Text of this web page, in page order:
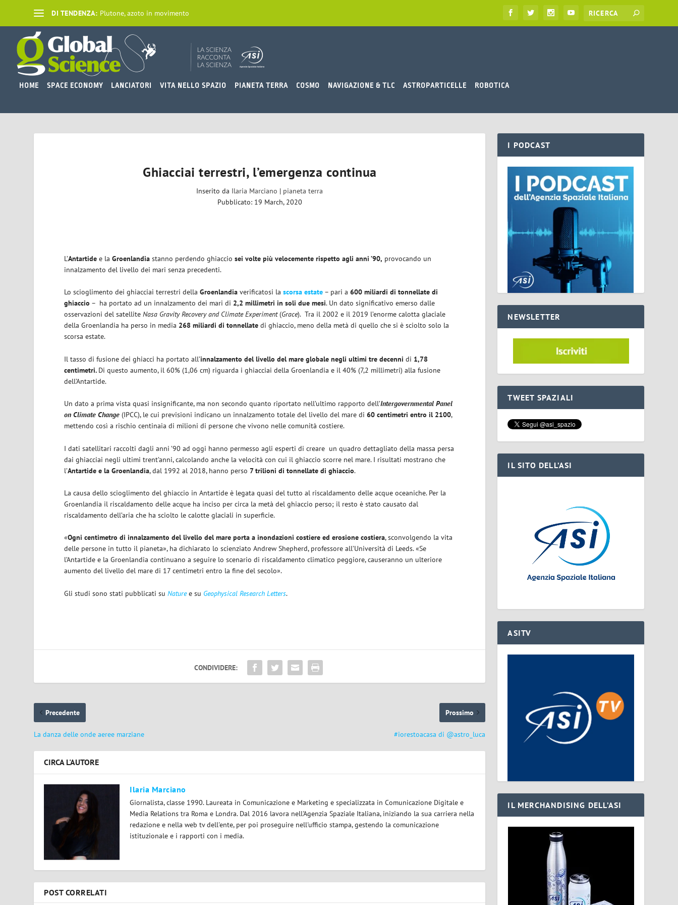
DI TENDENZA: Plutone, azoto in movimento
HOME SPACE ECONOMY LANCIATORI VITA NELLO SPAZIO PIANETA TERRA COSMO NAVIGAZIONE & TLC ASTROPARTICELLE ROBOTICA
Ghiacciai terrestri, l’emergenza continua
Inserito da Ilaria Marciano | pianeta terra
Pubblicato: 19 March, 2020
L’Antartide e laGroenlandia stanno perdendo ghiacciosei volte più velocemente rispetto agli anni ’90, provocando un
innalzamento del livello dei mari senza precedenti.
Lo scioglimento dei ghiacciai terrestri dellaGroenlandia verificatosi lascorsa estate – pari a600 miliardi di tonnellate di
ghiaccio – ha portato ad un innalzamento dei mari di 2,2 millimetri in soli due mesi. Un dato significativo emerso dalle
osservazioni del satellite Nasa Gravity Recovery and Climate Experiment(Grace). Tra il 2002 e il 2019 l’enorme calotta glaciale
della Groenlandia ha perso in media 268 miliardi di tonnellate di ghiaccio, meno della metà di quello che si è sciolto solo la
scorsa estate.
Il tasso di fusione dei ghiacci ha portato all’innalzamento del livello del mare globale negli ultimi tre decenni di 1,78
centimetri. Di questo aumento, il 60% (1,06 cm) riguarda i ghiacciai della Groenlandia e il 40% (7,2 millimetri) alla fusione
dell’Antartide.
Un dato a prima vista quasi insignificante, ma non secondo quanto riportato nell’ultimo rapporto dell’Intergovernmental Panel
on Climate Change (IPCC), le cui previsioni indicano un innalzamento totale del livello del mare di60 centimetri entro il 2100,
mettendo così a rischio centinaia di milioni di persone che vivono nelle comunità costiere.
I dati satellitari raccolti dagli anni ’90 ad oggi hanno permesso agli esperti di creare un quadro dettagliato della massa persa
dai ghiacciai negli ultimi trent’anni, calcolando anche la velocità con cui il ghiaccio scorre nel mare. I risultati mostrano che
l’Antartide e la Groenlandia, dal 1992 al 2018, hanno perso 7 trilioni di tonnellate di ghiaccio.
La causa dello scioglimento del ghiaccio in Antartide è legata quasi del tutto al riscaldamento delle acque oceaniche. Per la
Groenlandia il riscaldamento delle acque ha inciso per circa la metà del ghiaccio perso; il resto è stato causato dal
riscaldamento dell’aria che ha sciolto le calotte glaciali in superficie.
«Ogni centimetro di innalzamento del livello del mare porta a inondazioni costiere ed erosione costiera, sconvolgendo la vita
delle persone in tutto il pianeta», ha dichiarato lo scienziato Andrew Shepherd, professore all’Università di Leeds. «Se
l’Antartide e la Groenlandia continuano a seguire lo scenario di riscaldamento climatico peggiore, causeranno un ulteriore
aumento del livello del mare di 17 centimetri entro la fine del secolo».
Gli studi sono stati pubblicati suNature e su Geophysical Research Letters.
CONDIVIDERE:
Precedente
La danza delle onde aeree marziane
Prossimo
#iorestoacasa di @astro_luca
CIRCA L'AUTORE
Ilaria Marciano
Giornalista, classe 1990. Laureata in Comunicazione e Marketing e specializzata in Comunicazione Digitale e
Media Relations tra Roma e Londra. Dal 2016 lavora nell'Agenzia Spaziale Italiana, iniziando la sua carriera nella
redazione e nella web tv dell'ente, per poi proseguire nell'ufficio stampa, gestendo la comunicazione
istituzionale e i rapporti con i media.
POST CORRELATI
I PODCAST
NEWSLETTER
TWEET SPAZIALI
IL SITO DELL’ASI
ASITV
IL MERCHANDISING DELL’ASI